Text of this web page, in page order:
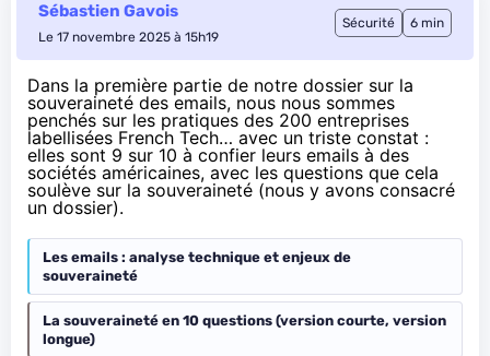
Sébastien Gavois
Le 17 novembre 2025 à 15h19
Sécurité 6 min
Dans la première partie de notre dossier sur la
souveraineté des emails, nous nous sommes
penchés sur les pratiques des 200 entreprises
labellisées French Tech… avec un triste constat :
elles sont 9 sur 10 à confier leurs emails à des
sociétés américaines, avec les questions que cela
soulève sur la souveraineté (nous y avonsconsacré
un dossier).
Les emails : analyse technique et enjeux de
souveraineté
La souveraineté en 10 questions (version courte, version
longue)